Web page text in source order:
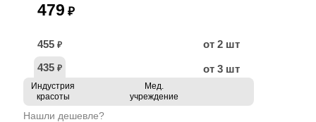
479 ₽
455 ₽
от 2 шт
435 ₽ от 3 шт
Индустрия
красоты
Мед.
учреждение
Нашли дешевле?